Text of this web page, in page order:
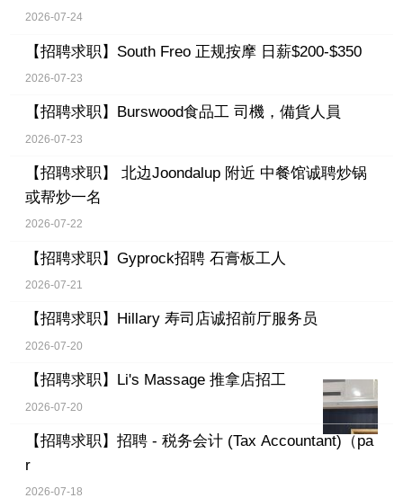
2026-07-24
【招聘求职】 South Freo 正规按摩 日薪$200-$350
2026-07-23
【招聘求职】 Burswood食品工 司機，備貨人員
2026-07-23
【招聘求职】
北边Joondalup 附近 中餐馆诚聘炒锅
或帮炒一名
2026-07-22
【招聘求职】 Gyprock招聘 石膏板工人
2026-07-21
【招聘求职】 Hillary 寿司店诚招前厅服务员
2026-07-20
【招聘求职】 Li's Massage 推拿店招工
2026-07-20
【招聘求职】 招聘 - 税务会计 (Tax Accountant)（pa
r
2026-07-18